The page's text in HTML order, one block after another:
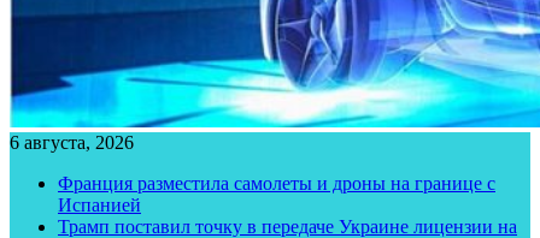
6 августа, 2026
Франция разместила самолеты и дроны на границе с
Испанией
Трамп поставил точку в передаче Украине лицензии на